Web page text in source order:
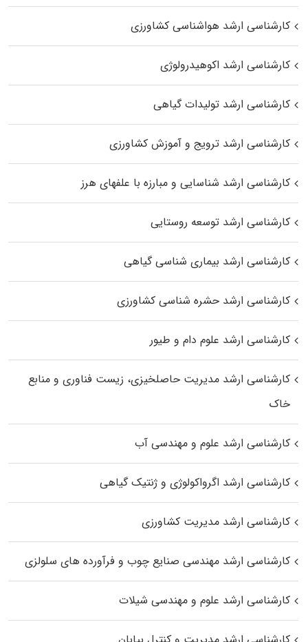
کارشناسی ارشد هواشناسی کشاورزی
کارشناسی ارشد اکوهیدرولوژی
کارشناسی ارشد تولیدات گیاهی
کارشناسی ارشد ترویج و آموزش کشاورزی
کارشناسی ارشد شناسایی و مبارزه با علفهای هرز
کارشناسی ارشد توسعه روستایی
کارشناسی ارشد بیماری‌ شناسی گیاهی
کارشناسی ارشد حشره‌ شناسی کشاورزی
کارشناسی ارشد علوم دام و طیور
کارشناسی ارشد مدیریت حاصلخیزی، زیست فناوری و منابع
خاک
کارشناسی ارشد علوم و مهندسی آب
کارشناسی ارشد اگرواکولوژی و ژنتیک گیاهی
کارشناسی ارشد مدیریت کشاورزی
کارشناسی ارشد مهندسی صنایع چوب و فرآورده‌ های سلولزی
کارشناسی ارشد علوم و مهندسی شیلات